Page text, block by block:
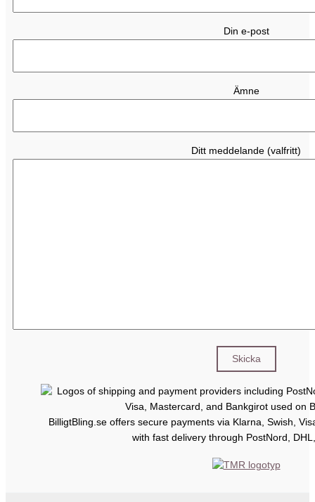
Din e-post
Ämne
Ditt meddelande (valfritt)
BilligtBling.se offers secure payments via Klarna, Swish,
with fast delivery through PostNord,